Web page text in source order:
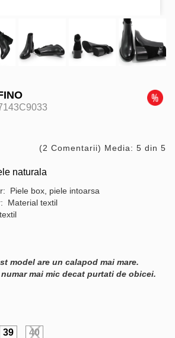
(2 Comentarii) Media: 5 din 5
naturala
Piele box, piele intoarsa
Material textil
model are un calapod mai mare.
mai mic decat purtati de obicei.
39 40